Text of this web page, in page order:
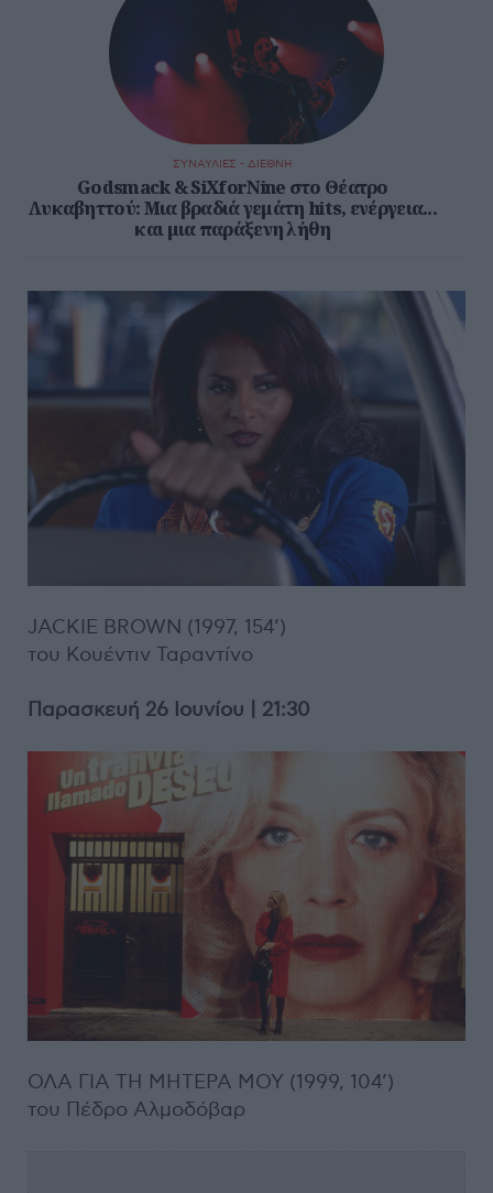
ΣΥΝΑΥΛΙΕΣ - ΔΙΕΘΝΗ
Godsmack & SiXforNine στο Θέατρο
Λυκαβηττού: Μια βραδιά γεμάτη hits, ενέργεια...
και μια παράξενη λήθη
JACKIE BROWN (1997, 154’)
του Κουέντιν Ταραντίνο
Παρασκευή 26 Ιουνίου | 21:30
ΟΛΑ ΓΙΑ ΤΗ ΜΗΤΕΡΑ ΜΟΥ (1999, 104’)
του Πέδρο Αλμοδόβαρ